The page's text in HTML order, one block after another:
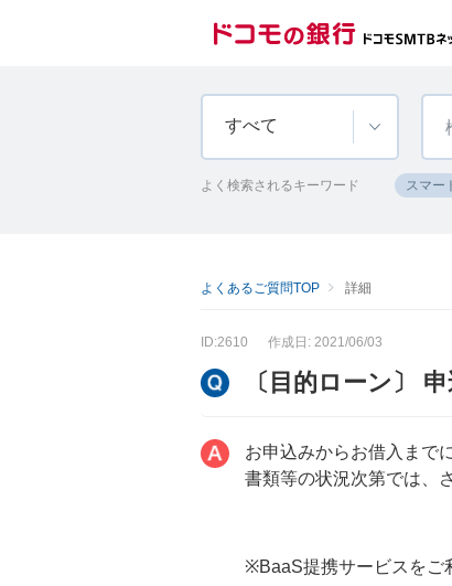
すべて
よく検索されるキーワード スマー
よくあるご質問TOP 詳細
ID:2610 作成日: 2021/06/03
〔目的ローン〕
お申込みからお借入まで
書類等の状況次第では、
※BaaS提携サービスをご